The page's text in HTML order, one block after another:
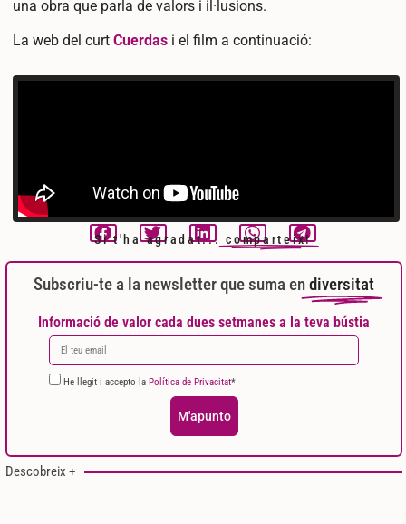
una obra que parla de valors i il·lusions.
La web del curt Cuerdas i el film a continuació:
Si t'ha agradat...comparteix!
Subscriu-te a la newsletter que suma endiversitat
Informació de valor cada dues setmanes a la teva bústia
He llegit i accepto la Política de Privacitat*
M'apunto
Descobreix +